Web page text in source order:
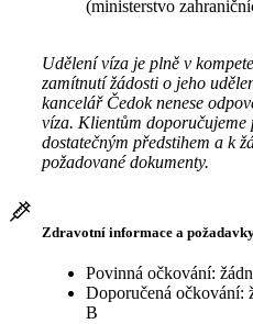
(ministerstvo
Udělení víza je plně v
zamítnutí žádosti o jeho
kancelář Čedok nenese
víza. Klientům doporučujeme
dostatečným předstihem a k
požadované dokumenty.
Zdravotní informace a
Povinná očkování:
Doporučená očkování:
B